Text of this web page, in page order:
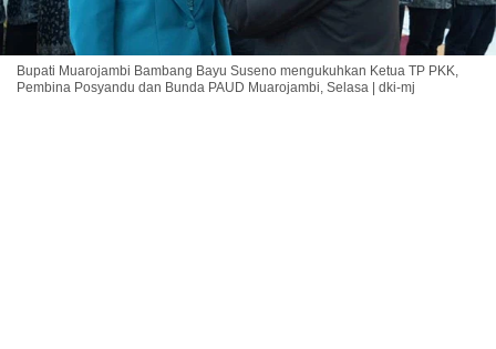
Bupati Muarojambi Bambang Bayu Suseno mengukuhkan Ketua TP PKK,
Pembina Posyandu dan Bunda PAUD Muarojambi, Selasa | dki-mj